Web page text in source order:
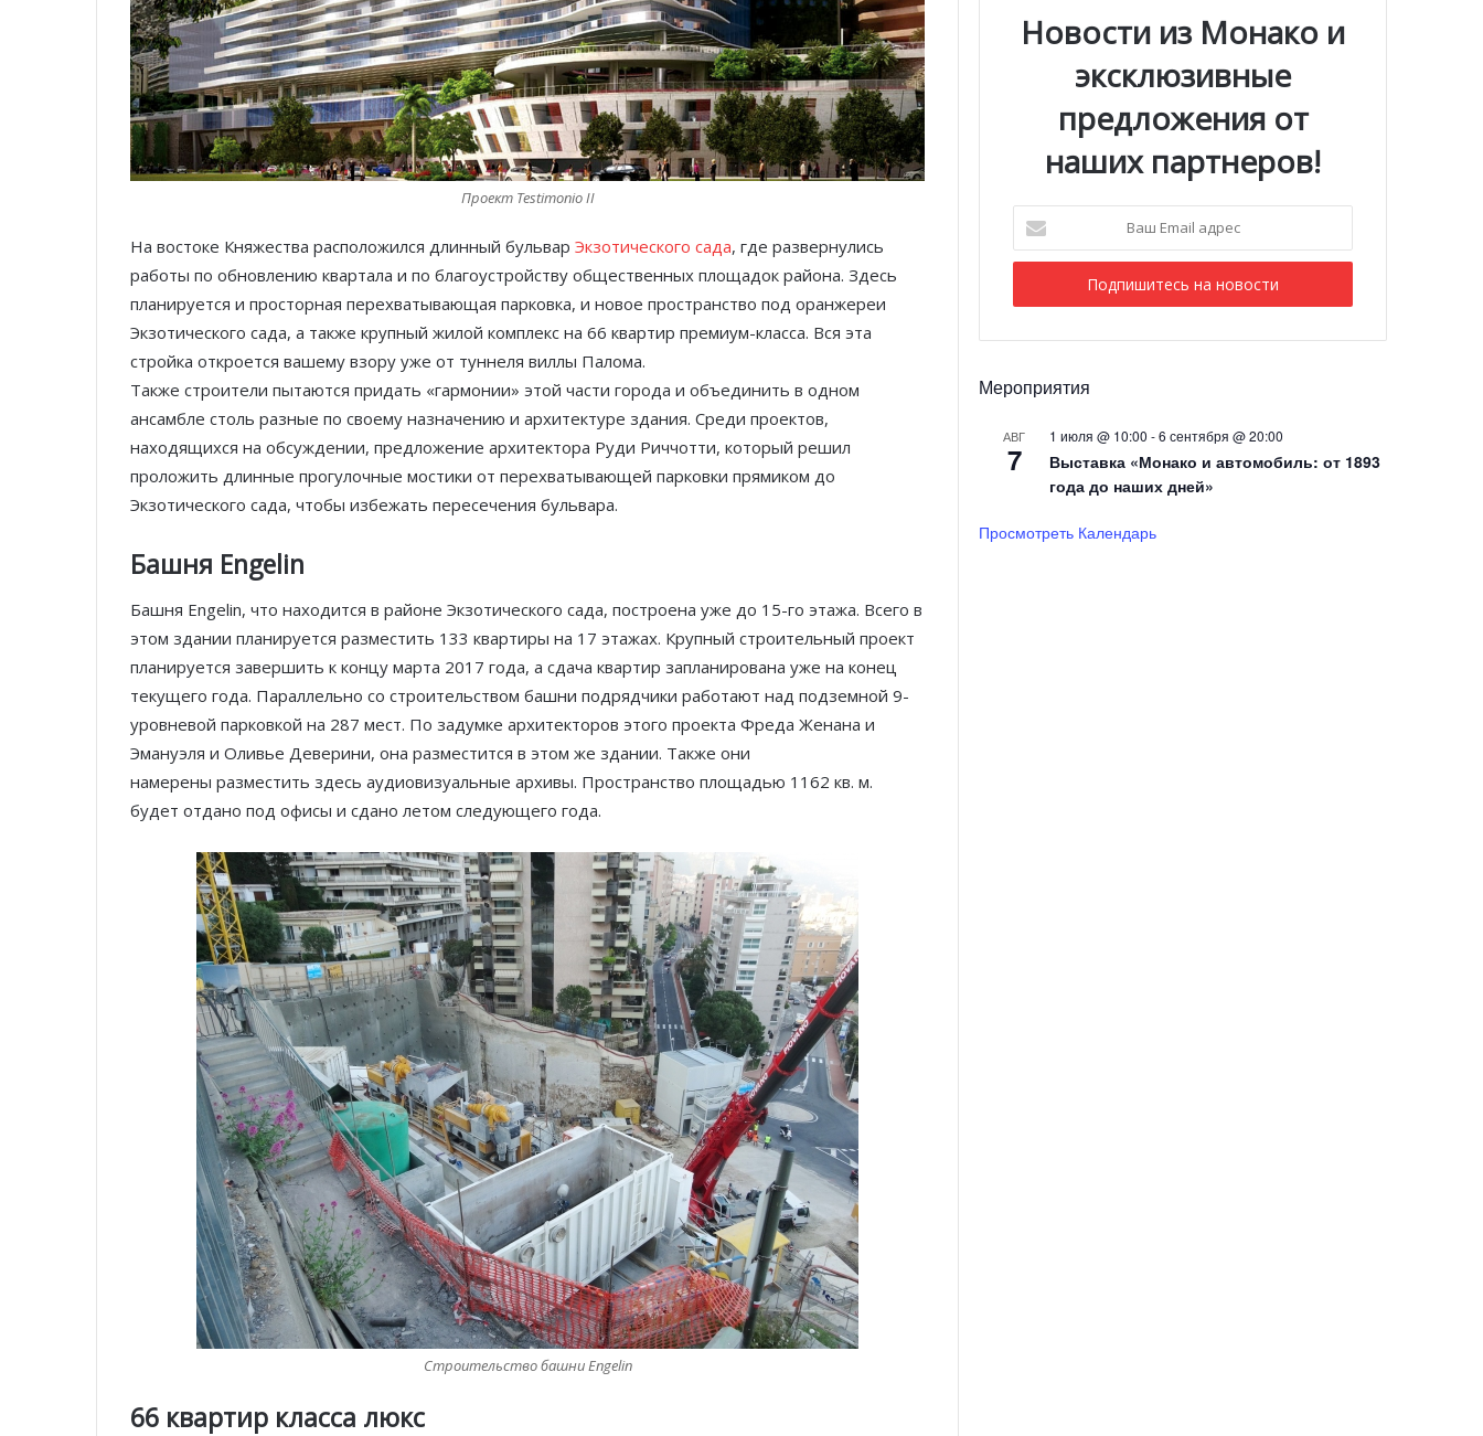
Проект Testimonio II
На востоке Княжества расположился длинный бульвар Экзотического сада, где развернулись
работы по обновлению квартала и по благоустройству общественных площадок района. Здесь
планируется и просторная перехватывающая парковка, и новое пространство под оранжереи
Экзотического сада, а также крупный жилой комплекс на 66 квартир премиум-класса. Вся эта
стройка откроется вашему взору уже от туннеля виллы Палома.
Также строители пытаются придать «гармонии» этой части города и объединить в одном
ансамбле столь разные по своему назначению и архитектуре здания. Среди проектов,
находящихся на обсуждении, предложение архитектора Руди Риччотти, который решил
проложить длинные прогулочные мостики от перехватывающей парковки прямиком до
Экзотического сада, чтобы избежать пересечения бульвара.
Башня Engelin
Башня Engelin, что находится в районе Экзотического сада, построена уже до 15-го этажа. Всего в
этом здании планируется разместить 133 квартиры на 17 этажах. Крупный строительный проект
планируется завершить к концу марта 2017 года, а сдача квартир запланирована уже на конец
текущего года. Параллельно со строительством башни подрядчики работают над подземной 9-
уровневой парковкой на 287 мест. По задумке архитекторов этого проекта Фреда Женана и
Эмануэля и Оливье Деверини, она разместится в этом же здании. Также они
намерены разместить здесь аудиовизуальные архивы. Пространство площадью 1162 кв. м.
будет отдано под офисы и сдано летом следующего года.
Строительство башни Engelin
66 квартир класса люкс
Новости из Монако и
эксклюзивные
предложения от
наших партнеров!
Email
адрес
Мероприятия
АВГ
7
1 июля @ 10:00 -6 сентября @ 20:00
Выставка «Монако и автомобиль: от 1893
года до наших дней»
Просмотреть Календарь